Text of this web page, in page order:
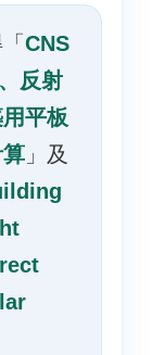
CNS
反射
平板
」及